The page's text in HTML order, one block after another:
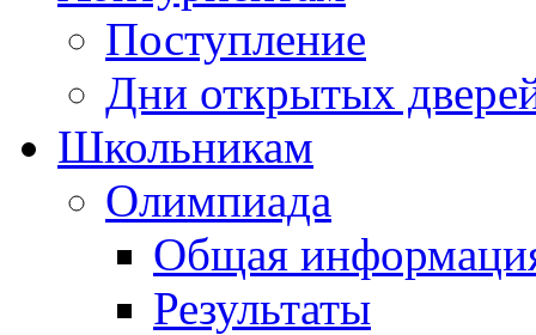
Поступление
Дни открытых
Школьникам
Олимпиада
Общая
Результаты